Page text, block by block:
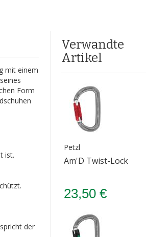
mit einem
Form
ist.
der
Verwandte
Artikel
Petzl
Am'D Twist-Lock
23,50 €